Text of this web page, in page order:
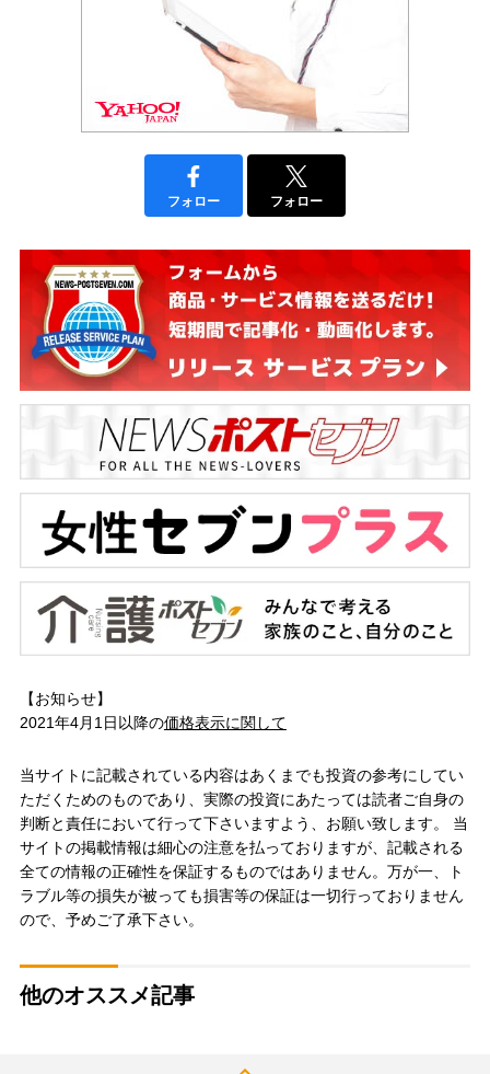
フォロー フォロー
【お知らせ】
2021年4月1日以降の価格表示に関して
当サイトに記載されている内容はあくまでも投資の参考にしてい
ただくためのものであり、実際の投資にあたっては読者ご自身の
判断と責任において行って下さいますよう、お願い致します。 当
サイトの掲載情報は細心の注意を払っておりますが、記載される
全ての情報の正確性を保証するものではありません。万が一、ト
ラブル等の損失が被っても損害等の保証は一切行っておりません
ので、予めご了承下さい。
他のオススメ記事